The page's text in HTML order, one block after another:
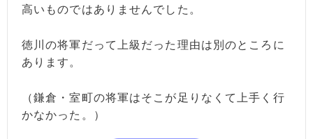
高いものではありませんでした。
徳川の将軍だって上級だった理由は別のところに
あります。
（鎌倉・室町の将軍はそこが足りなくて上手く行
かなかった。）